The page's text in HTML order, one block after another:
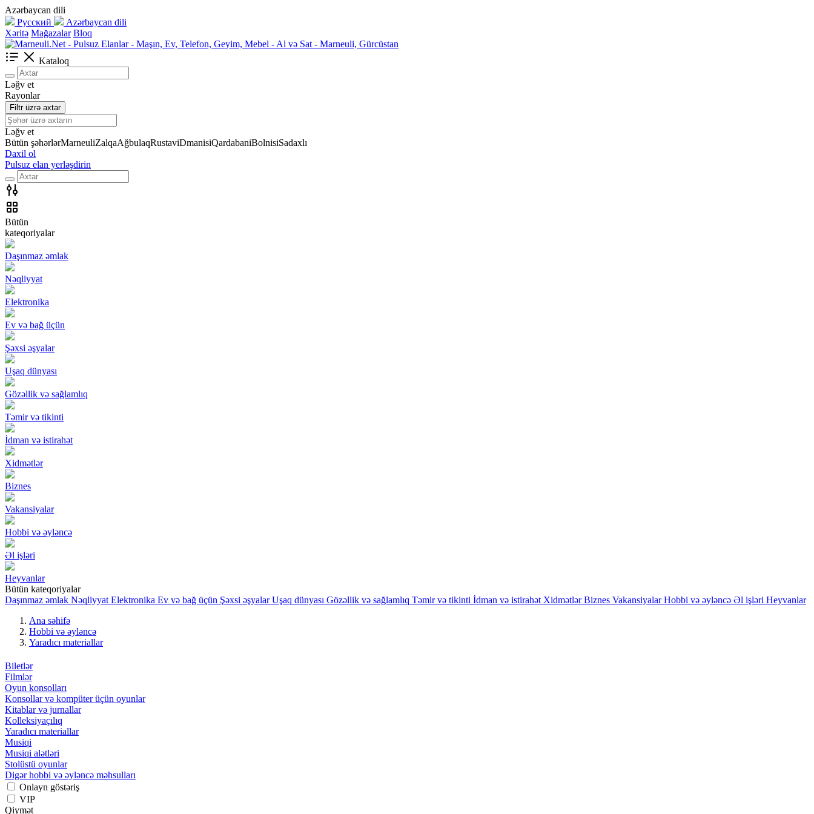
Azərbaycan dili
Русский
Azərbaycan dili
Xəritə Mağazalar Bloq
Kataloq
Ləğv et
Rayonlar
Filtr üzrə axtar
Ləğv et
Bütün şəhərlərMarneuliZalqaAğbulaqRustaviDmanisiQardabaniBolnisiSadaxlı
Daxil ol
Pulsuz elan yerləşdirin
Bütün
kateqoriyalar
Daşınmaz əmlak
Nəqliyyat
Elektronika
Ev və bağ üçün
Şəxsi əşyalar
Uşaq dünyası
Gözəllik və sağlamlıq
Təmir və tikinti
İdman və istirahət
Xidmətlər
Biznes
Vakansiyalar
Hobbi və əyləncə
Əl işləri
Heyvanlar
Bütün kateqoriyalar
Daşınmaz əmlak Nəqliyyat Elektronika Ev və bağ üçün Şəxsi əşyalar Uşaq dünyası Gözəllik və sağlamlıq Təmir və tikinti İdman və istirahət Xidmətlər Biznes Vakansiyalar Hobbi və əyləncə Əl işləri Heyvanlar
Ana səhifə
Hobbi və əyləncə
Yaradıcı materiallar
Biletlər
Filmlər
Oyun konsolları
Konsollar və kompüter üçün oyunlar
Kitablar və jurnallar
Kolleksiyaçılıq
Yaradıcı materiallar
Musiqi
Musiqi alətləri
Stolüstü oyunlar
Digər hobbi və əyləncə məhsulları
Onlayn göstəriş
VIP
Qiymət